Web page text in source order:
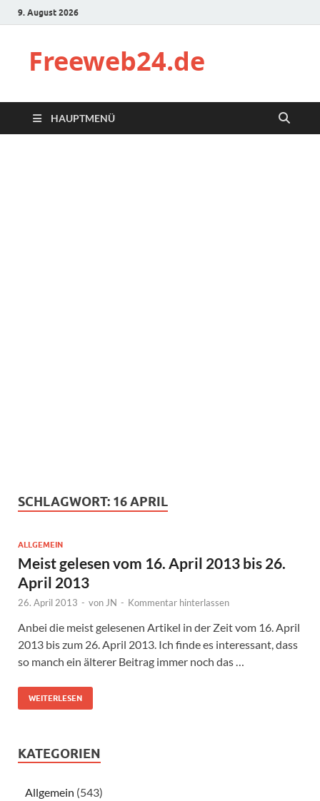
9. August 2026
Freeweb24.de
HAUPTMENÜ
SCHLAGWORT: 16 APRIL
ALLGEMEIN
Meist gelesen vom 16. April 2013 bis 26.
April 2013
26. April 2013 - von JN - Kommentar hinterlassen
Anbei die meist gelesenen Artikel in der Zeit vom 16. April
2013 bis zum 26. April 2013. Ich finde es interessant, dass
so manch ein älterer Beitrag immer noch das …
WEITERLESEN
KATEGORIEN
Allgemein (543)